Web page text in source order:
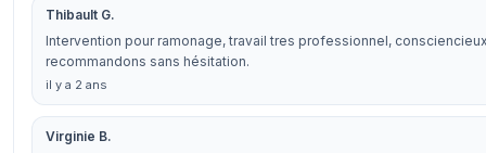
Thibault G.
Intervention pour ramonage, travail tres professionnel,
recommandons sans hésitation.
il y a 2 ans
Virginie B.